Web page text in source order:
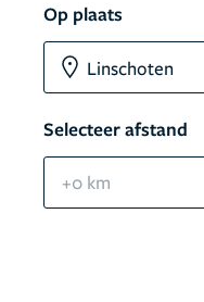
Op plaats
Selecteer afstand
+0 km